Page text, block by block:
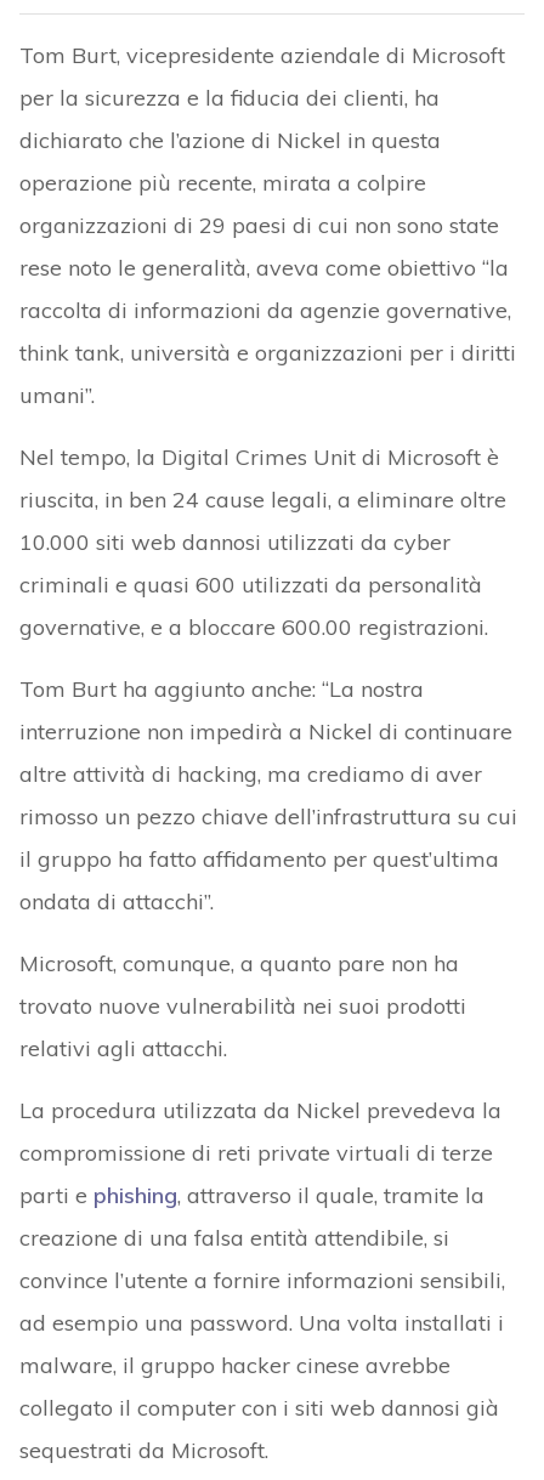
Tom Burt, vicepresidente aziendale di Microsoft
per la sicurezza e la fiducia dei clienti, ha
dichiarato che l’azione di Nickel in questa
operazione più recente, mirata a colpire
organizzazioni di 29 paesi di cui non sono state
rese noto le generalità, aveva come obiettivo “la
raccolta di informazioni da agenzie governative,
think tank, università e organizzazioni per i diritti
umani”.
Nel tempo, la Digital Crimes Unit di Microsoft è
riuscita, in ben 24 cause legali, a eliminare oltre
10.000 siti web dannosi utilizzati da cyber
criminali e quasi 600 utilizzati da personalità
governative, e a bloccare 600.00 registrazioni.
Tom Burt ha aggiunto anche: “La nostra
interruzione non impedirà a Nickel di continuare
altre attività di hacking, ma crediamo di aver
rimosso un pezzo chiave dell’infrastruttura su cui
il gruppo ha fatto affidamento per quest’ultima
ondata di attacchi”.
Microsoft, comunque, a quanto pare non ha
trovato nuove vulnerabilità nei suoi prodotti
relativi agli attacchi.
La procedura utilizzata da Nickel prevedeva la
compromissione di reti private virtuali di terze
parti e phishing, attraverso il quale, tramite la
creazione di una falsa entità attendibile, si
convince l’utente a fornire informazioni sensibili,
ad esempio una password. Una volta installati i
malware, il gruppo hacker cinese avrebbe
collegato il computer con i siti web dannosi già
sequestrati da Microsoft.